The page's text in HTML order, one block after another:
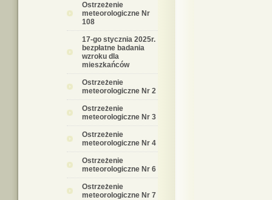
Ostrzeżenie
meteorologiczne Nr
108
17-go stycznia 2025r.
bezpłatne badania
wzroku dla
mieszkańców
Ostrzeżenie
meteorologiczne Nr 2
Ostrzeżenie
meteorologiczne Nr 3
Ostrzeżenie
meteorologiczne Nr 4
Ostrzeżenie
meteorologiczne Nr 6
Ostrzeżenie
meteorologiczne Nr 7